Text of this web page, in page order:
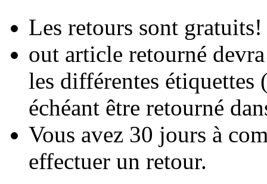
Les retours sont gratuits!
out article retourné
les différentes
échéant être retourné
Vous avez 30 jours à
effectuer un retour.